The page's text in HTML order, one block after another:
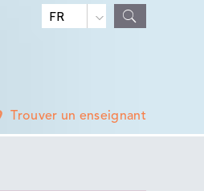
Trouver un enseignant